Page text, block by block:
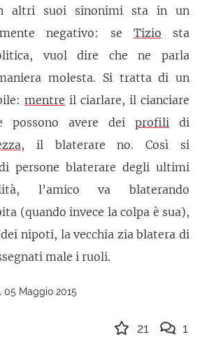
altri suoi sinonimi sta in un
negativo: se Tizio sta
vuol dire che ne parla
molesta. Si tratta di un
mentre il ciarlare, il cianciare
possono avere dei profili di
, il blaterare no. Così si
persone blaterare degli ultimi
l’amico va blaterando
(quando invece la colpa è sua),
nipoti, la vecchia zia blatera di
male i ruoli.
Maggio 2015
21 1